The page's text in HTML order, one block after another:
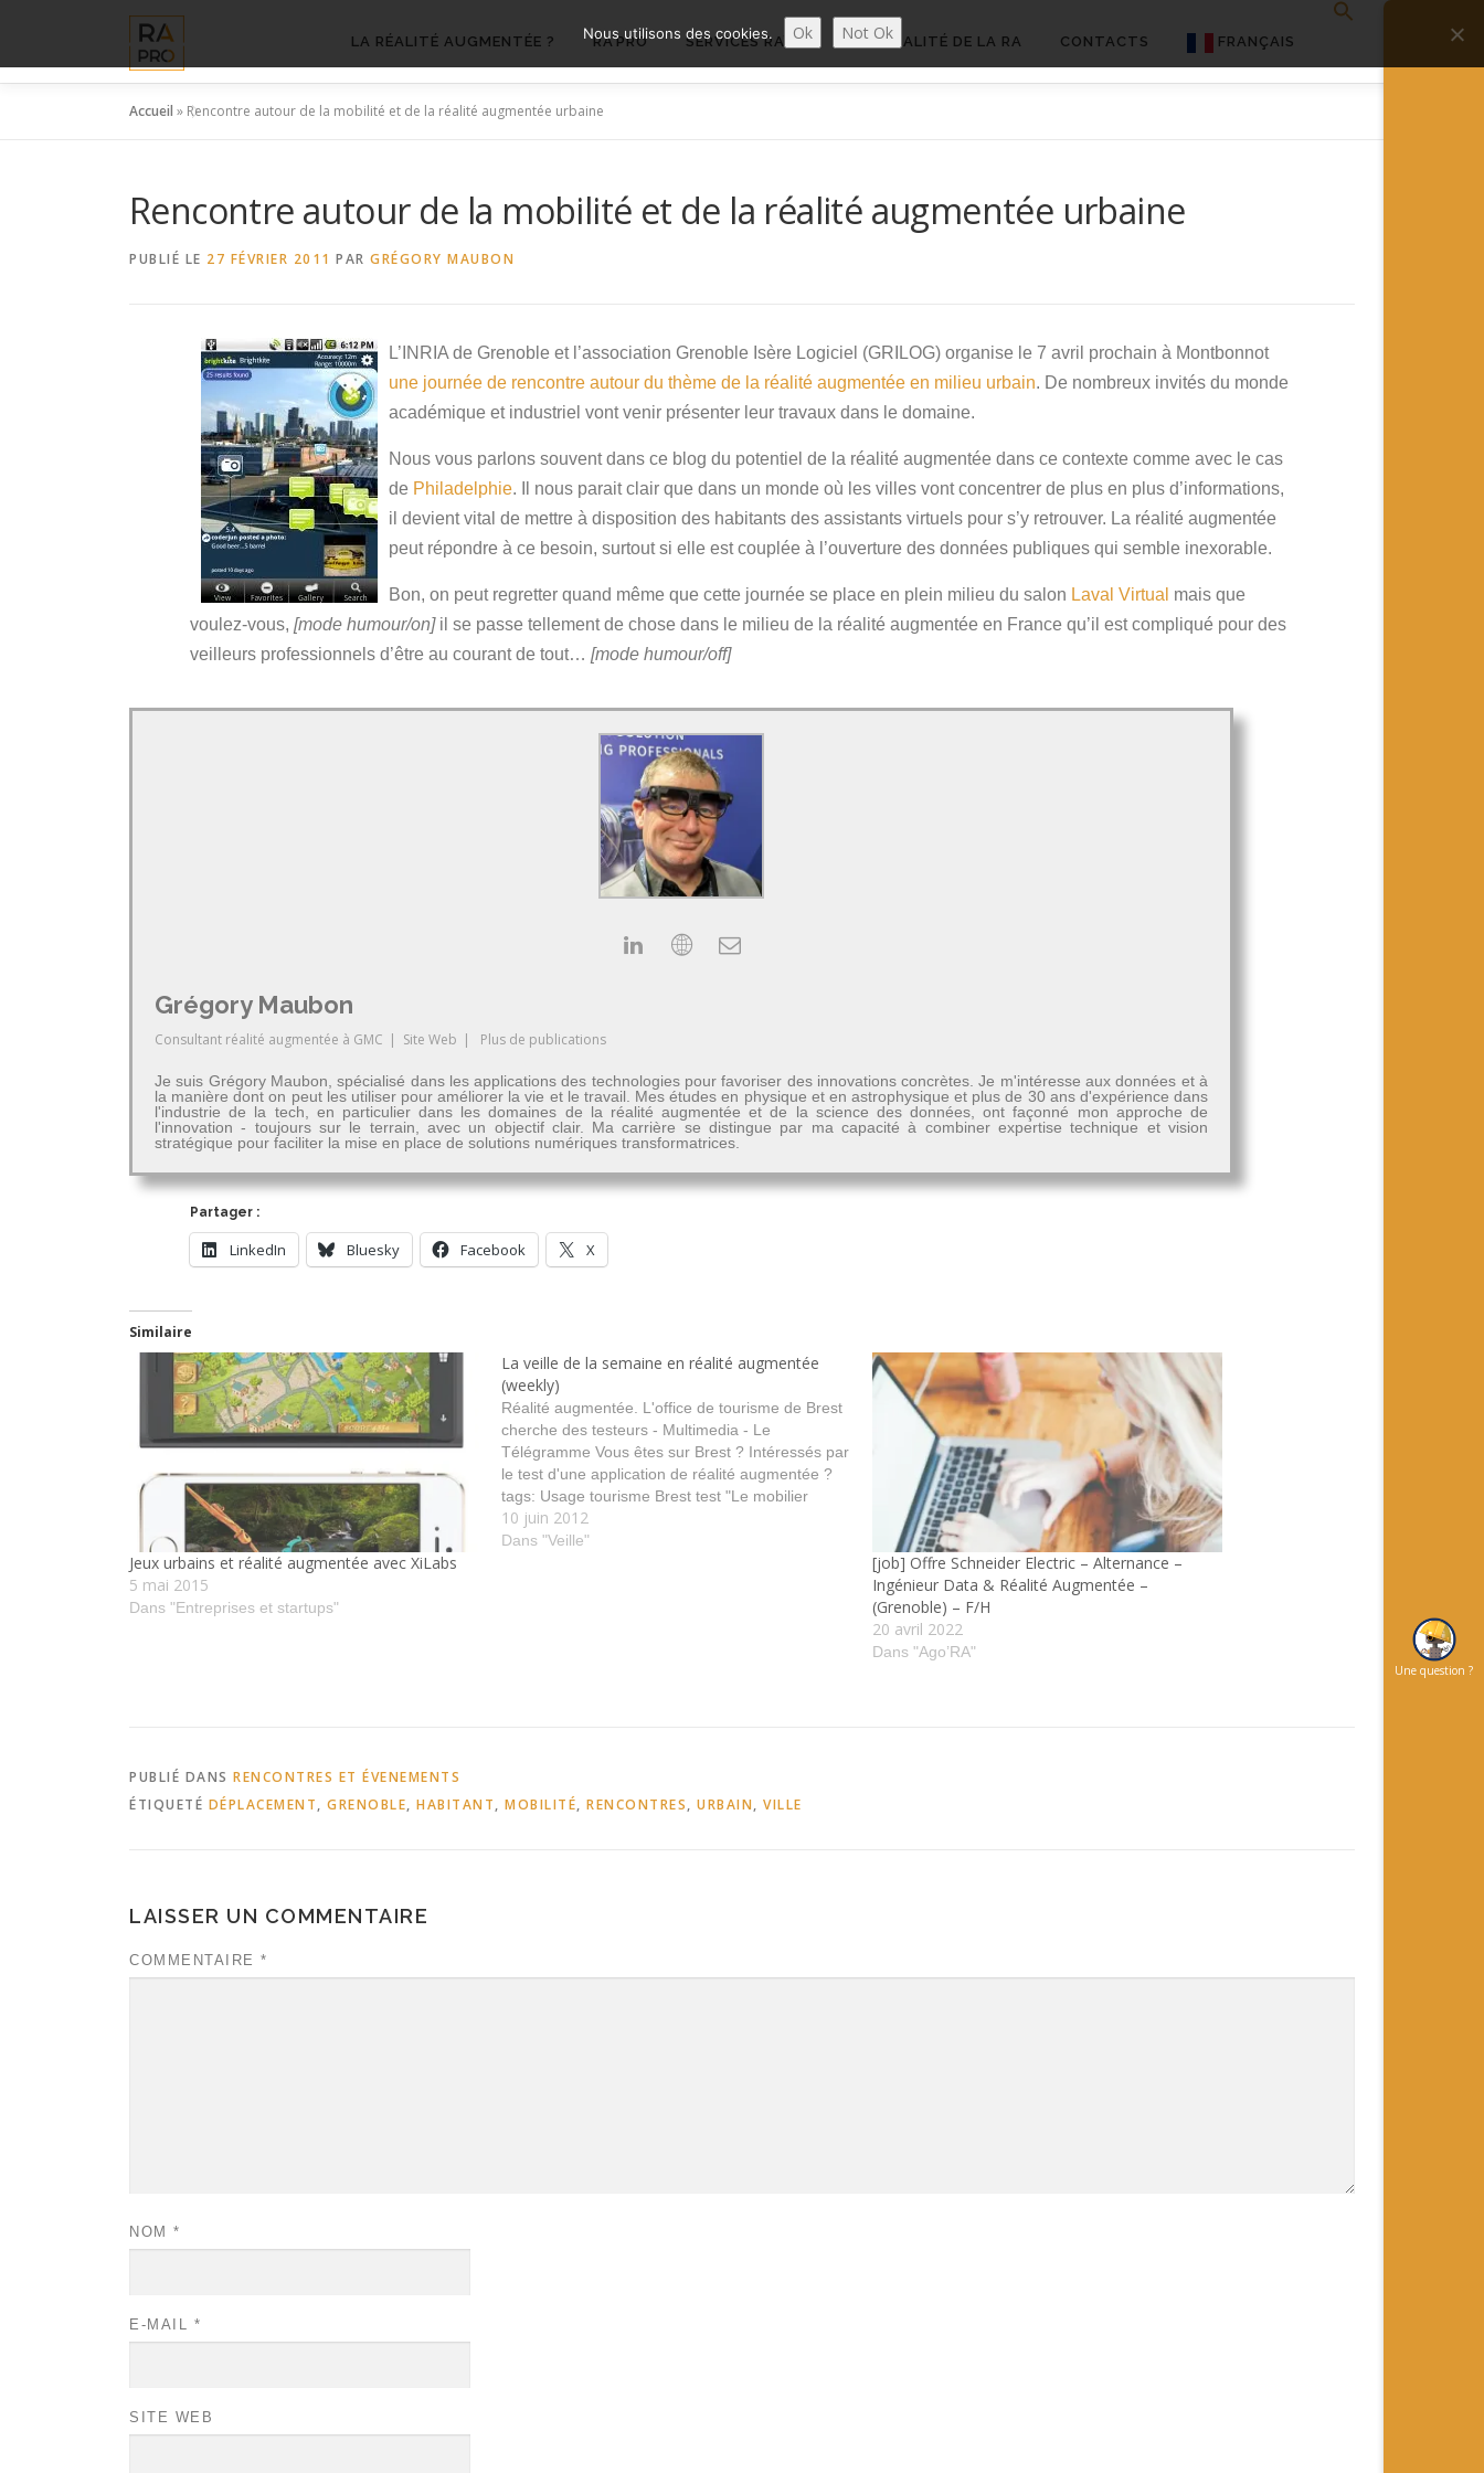
contenu
LA RÉALITÉ AUGMENTÉE ? RA’PRO SERVICES RA’PRO ACTUALITÉ DE LA RA CONTACTS FRANÇAIS
Español
Accueil » Rencontre autour de la mobilité et de la réalité augmentée urbaine
Rencontre autour de la mobilité et de la réalité augmentée urbaine
PUBLIÉ LE 27 FÉVRIER 2011 PAR GRÉGORY MAUBON
L’INRIA de Grenoble et l’association Grenoble Isère Logiciel (GRILOG) organise le 7 avril prochain à Montbonnot
une journée de rencontre autour du thème de la réalité augmentée en milieu urbain. De nombreux invités du monde
académique et industriel vont venir présenter leur travaux dans le domaine.
Nous vous parlons souvent dans ce blog du potentiel de la réalité augmentée dans ce contexte comme avec le cas
de Philadelphie. Il nous parait clair que dans un monde où les villes vont concentrer de plus en plus d’informations,
il devient vital de mettre à disposition des habitants des assistants virtuels pour s’y retrouver. La réalité augmentée
peut répondre à ce besoin, surtout si elle est couplée à l’ouverture des données publiques qui semble inexorable.
Bon, on peut regretter quand même que cette journée se place en plein milieu du salon Laval Virtual mais que
voulez-vous, [mode humour/on]il se passe tellement de chose dans le milieu de la réalité augmentée en France qu’il est compliqué pour des
veilleurs professionnels d’être au courant de tout… [mode humour/off]
Grégory Maubon
Consultant réalité augmentée à GMC | Site Web | Plus de publications
Je suis Grégory Maubon, spécialisé dans les applications des technologies pour favoriser des innovations concrètes. Je m'intéresse aux données et à
la manière dont on peut les utiliser pour améliorer la vie et le travail. Mes études en physique et en astrophysique et plus de 30 ans d'expérience dans
l'industrie de la tech, en particulier dans les domaines de la réalité augmentée et de la science des données, ont façonné mon approche de
l'innovation - toujours sur le terrain, avec un objectif clair. Ma carrière se distingue par ma capacité à combiner expertise technique et vision
stratégique pour faciliter la mise en place de solutions numériques transformatrices.
Partager :
LinkedIn Bluesky Facebook X
Similaire
Jeux urbains et réalité augmentée avec XiLabs
5 mai 2015
Dans "Entreprises et startups"
La veille de la semaine en réalité augmentée
(weekly)
Réalité augmentée. L'office de tourisme de Brest
cherche des testeurs - Multimedia - Le
Télégramme Vous êtes sur Brest ? Intéressés par
le test d'une application de réalité augmentée ?
tags: Usage tourisme Brest test "Le mobilier
urbain augmenté n'a de sens que s'il a une utilité
avérée" | L'Atelier: Disruptive innovation…
10 juin 2012
Dans "Veille"
[job] Offre Schneider Electric – Alternance –
Ingénieur Data & Réalité Augmentée –
(Grenoble) – F/H
20 avril 2022
Dans "Ago’RA"
PUBLIÉ DANS RENCONTRES ET ÉVENEMENTS
ÉTIQUETÉ DÉPLACEMENT, GRENOBLE, HABITANT, MOBILITÉ, RENCONTRES, URBAIN, VILLE
LAISSER UN COMMENTAIRE
COMMENTAIRE *
NOM *
E-MAIL *
SITE WEB
Une question ?
Nous utilisons des cookies. Ok Not Ok